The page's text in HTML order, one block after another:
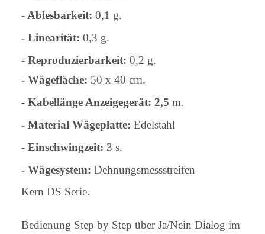
- Ablesbarkeit: 0,1 g.
- Linearität: 0,3 g.
- Reproduzierbarkeit: 0,2 g.
- Wägefläche: 50 x 40 cm.
- Kabellänge Anzeigegerät: 2,5 m.
- Material Wägeplatte: Edelstahl
- Einschwingzeit: 3 s.
- Wägesystem: Dehnungsmessstreifen
Kern DS Serie.
Bedienung Step by Step über Ja/Nein Dialog im